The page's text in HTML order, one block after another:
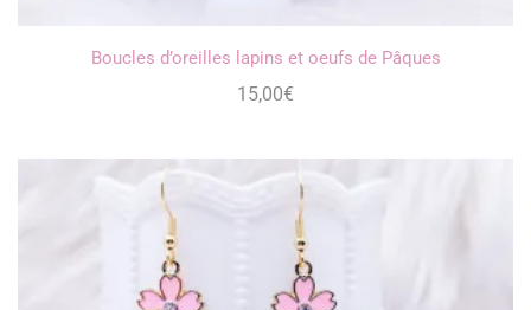
Boucles d’oreilles lapins et oeufs de Pâques
15,00€